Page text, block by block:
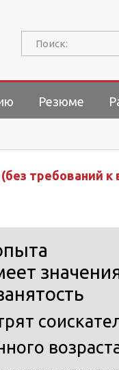
Поиск:
Резюме
требований к